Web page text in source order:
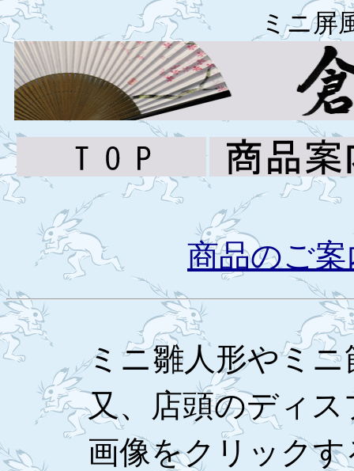
ミニ屏
商品のご案
ミニ雛人形やミ
又、店頭のディ
画像をクリック